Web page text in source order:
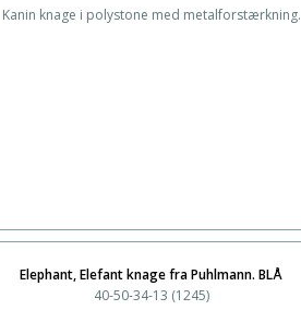
Kanin knage i polystone med metalforstærkning.
Elephant, Elefant knage fra Puhlmann. BLÅ
40-50-34-13 (1245)